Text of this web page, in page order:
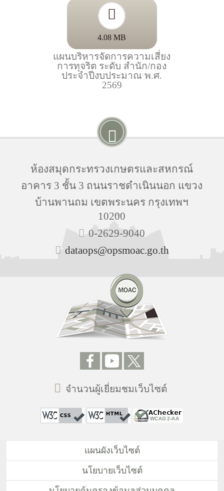
4.08 MB
แผนบริหารจัดการความเสี่ยง
การทุจริต ระดับ สำนัก/กอง
ประจำปีงบประมาณ พ.ศ.
2569
ห้องสมุดกระทรวงเกษตรและสหกรณ์
อาคาร 3 ชั้น 3 ถนนราชดำเนินนอก แขวง
บ้านพานถม เขตพระนคร กรุงเทพฯ
10200
0-2629-9040
dataops@opsmoac.go.th
จำนวนผู้เยี่ยมชมเว็บไซต์
แผนผังเว็บไซต์
นโยบายเว็บไซต์